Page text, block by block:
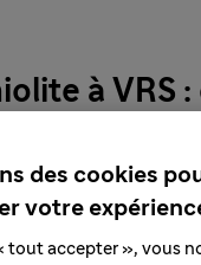
à VRS
de bronchiolite (50
est causée par le virus
infection
des cookies
votre
tout accepter », vous